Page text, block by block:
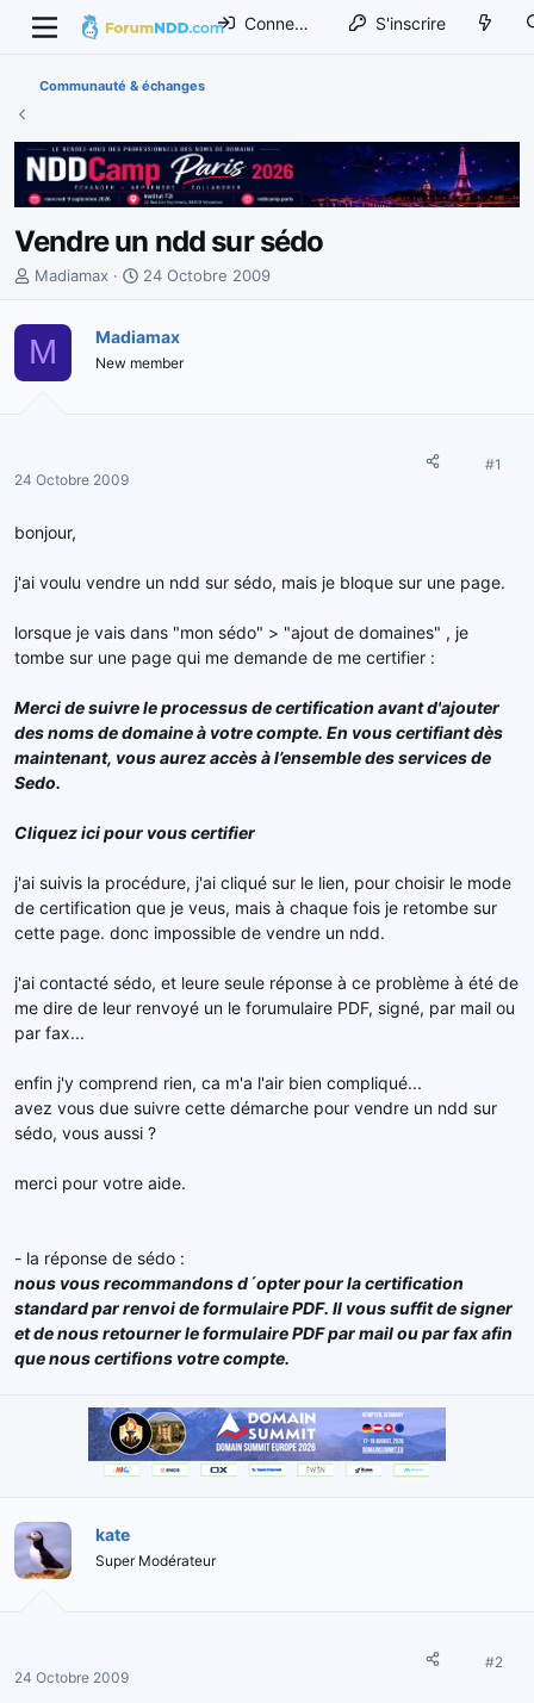
Connexion S'inscrire
Communauté & échanges
Vendre un ndd sur sédo
I
i
t
i
r
e
a
i
s
u
s
s
n
Madiamax
D
e
d
24 Octobre 2009
M Madiamax
New member
24 Octobre 2009
#1
bonjour,
j'ai voulu vendre un ndd sur sédo, mais je bloque sur une page.
lorsque je vais dans "mon sédo" > "ajout de domaines" , je
tombe sur une page qui me demande de me certifier :
Merci de suivre le processus de certification avant d'ajouter
des noms de domaine à votre compte. En vous certifiant dès
maintenant, vous aurez accès à l’ensemble des services de
Sedo.
Cliquez ici pour vous certifier
j'ai suivis la procédure, j'ai cliqué sur le lien, pour choisir le mode
de certification que je veus, mais à chaque fois je retombe sur
cette page. donc impossible de vendre un ndd.
j'ai contacté sédo, et leure seule réponse à ce problème à été de
me dire de leur renvoyé un le forumulaire PDF, signé, par mail ou
par fax...
enfin j'y comprend rien, ca m'a l'air bien compliqué...
avez vous due suivre cette démarche pour vendre un ndd sur
sédo, vous aussi ?
merci pour votre aide.
- la réponse de sédo :
nous vous recommandons d´opter pour la certification
standard par renvoi de formulaire PDF. Il vous suffit de signer
et de nous retourner le formulaire PDF par mail ou par fax afin
que nous certifions votre compte.
kate
Super Modérateur
24 Octobre 2009
#2